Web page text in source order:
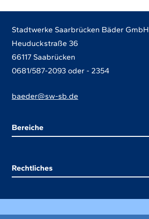
der
Tastatur
auswählen.
Verwenden
die
um
unten,
oder
Stadtwerke Saarbrücken Bäder GmbH
Heuduckstraße 36
66117 Saabrücken
0681/587-2093 oder - 2354
baeder@sw-sb.de
Bereiche
Rechtliches